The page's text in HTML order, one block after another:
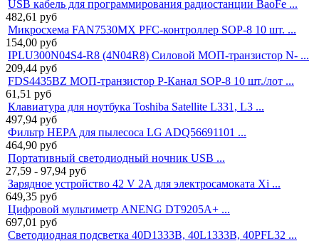
USB кабель для программирования радиостанции BaoFe ...
482,61 руб
Микросхема FAN7530MX PFC-контроллер SOP-8 10 шт. ...
154,00 руб
IPLU300N04S4-R8 (4N04R8) Силовой МОП-транзистор N- ...
209,44 руб
FDS4435BZ МОП-транзистор P-Канал SOP-8 10 шт./лот ...
61,51 руб
Клавиатура для ноутбука Toshiba Satellite L331, L3 ...
497,94 руб
Фильтр HEPA для пылесоса LG ADQ56691101 ...
464,90 руб
Портативный светодиодный ночник USB ...
27,59 - 97,94 руб
Зарядное устройство 42 V 2A для электросамоката Xi ...
649,35 руб
Цифровой мультиметр ANENG DT9205A+ ...
697,01 руб
Светодиодная подсветка 40D1333B, 40L1333B, 40PFL32 ...